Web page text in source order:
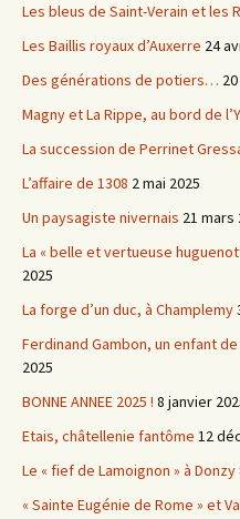
Les bleus de Saint-Verain et les
Les Baillis royaux d’Auxerre 24
Des générations de potiers…
Magny et La Rippe, au bord de
La succession de Perrinet
L’affaire de 1308 2 mai 2025
Un paysagiste nivernais 21 mars
La « belle et vertueuse
2025
La forge d’un duc, à Champlemy
Ferdinand Gambon, un enfant
2025
BONNE ANNEE 2025 ! 8 janvier
Etais, châtellenie fantôme 12
Le « fief de Lamoignon » à Donzy
« Sainte Eugénie de Rome » et